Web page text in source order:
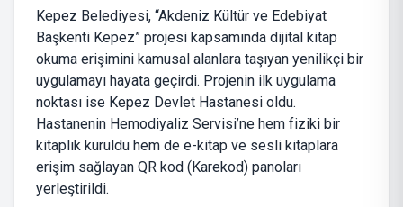
Kepez Belediyesi, “Akdeniz Kültür ve Edebiyat
Başkenti Kepez” projesi kapsamında dijital kitap
okuma erişimini kamusal alanlara taşıyan yenilikçi bir
uygulamayı hayata geçirdi. Projenin ilk uygulama
noktası ise Kepez Devlet Hastanesi oldu.
Hastanenin Hemodiyaliz Servisi’ne hem fiziki bir
kitaplık kuruldu hem de e-kitap ve sesli kitaplara
erişim sağlayan QR kod (Karekod) panoları
yerleştirildi.